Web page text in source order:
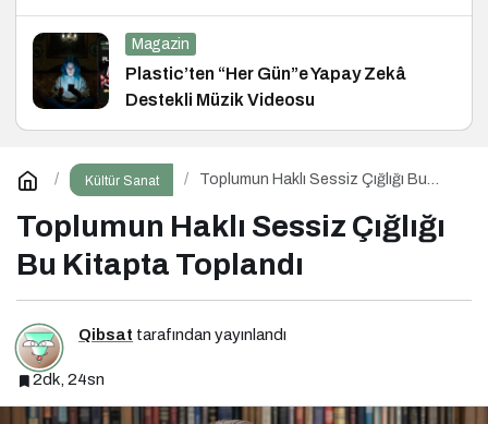
ve Hukuk Konferansı
Magazin
Plastic’ten “Her Gün”e Yapay Zekâ
Destekli Müzik Videosu
Kültür Sanat
Toplumun Haklı Sessiz Çığlığı Bu
Toplumun Haklı Sessiz Çığlığı
Bu Kitapta Toplandı
Qibsat tarafından yayınlandı
2dk, 24sn